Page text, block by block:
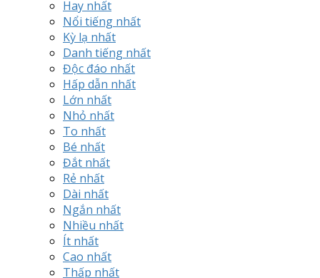
Hay nhất
Nổi tiếng nhất
Kỳ lạ nhất
Danh tiếng nhất
Độc đáo nhất
Hấp dẫn nhất
Lớn nhất
Nhỏ nhất
To nhất
Bé nhất
Đắt nhất
Rẻ nhất
Dài nhất
Ngắn nhất
Nhiều nhất
Ít nhất
Cao nhất
Thấp nhất